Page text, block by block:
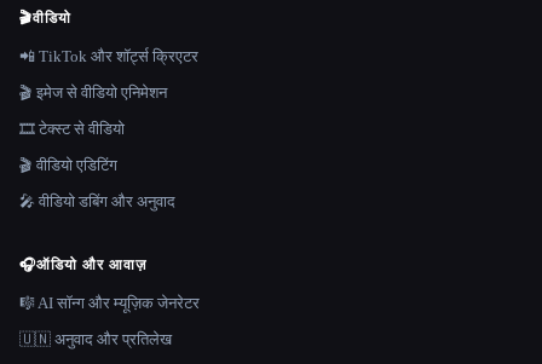
🎬वीडियो
📲 TikTok और शॉर्ट्स क्रिएटर
🎬 इमेज से वीडियो एनिमेशन
🎞️ टेक्स्ट से वीडियो
🎬 वीडियो एडिटिंग
🎤 वीडियो डबिंग और अनुवाद
🎧ऑडियो और आवाज़
🎼 AI सॉन्ग और म्यूज़िक जेनरेटर
🇺🇳 अनुवाद और प्रतिलेख